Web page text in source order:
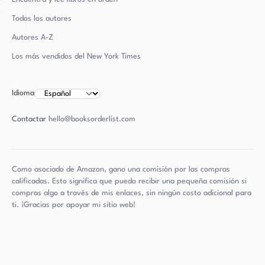
Todos los autores
Autores A-Z
Los más vendidos del New York Times
Idioma
Contactar hello@booksorderlist.com
Como asociado de Amazon, gano una comisión por las compras
calificadas. Esto significa que puedo recibir una pequeña comisión si
compras algo a través de mis enlaces, sin ningún costo adicional para
ti. ¡Gracias por apoyar mi sitio web!